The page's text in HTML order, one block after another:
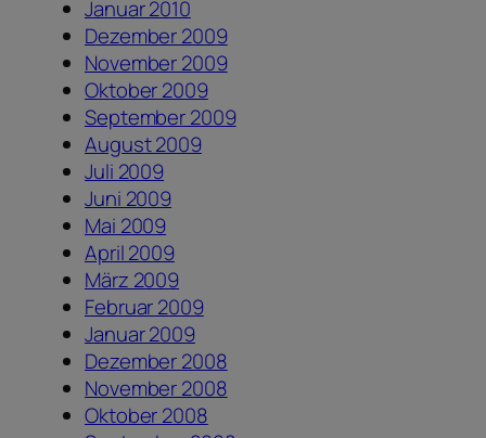
Januar 2010
Dezember 2009
November 2009
Oktober 2009
September 2009
August 2009
Juli 2009
Juni 2009
Mai 2009
April 2009
März 2009
Februar 2009
Januar 2009
Dezember 2008
November 2008
Oktober 2008